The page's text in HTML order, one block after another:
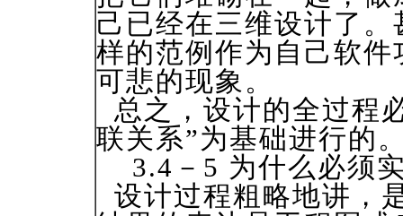
己已经在三维设计了
样的范例作为自己软
可悲的现象。
总之，设计的全过程
联关系”为基础进行的
3.4－5 为什么必须
设计过程粗略地讲，